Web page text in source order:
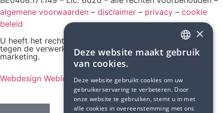
algemene voorwaarden – disclaimer – privacy – cookie
beleid
U heeft het recht om ten allen tijde bezwaar te maken
tegen de verwerking van uw gegevens voor direct
marketing.
Webdesign Weblounge
DUTCH
×
Deze website maakt gebruik
van cookies.
Deze website gebruikt cookies om uw
gebruikerservaring te verbeteren. Door
onze website te gebruiken, stemt u in met
alle cookies in overeenstemming met ons